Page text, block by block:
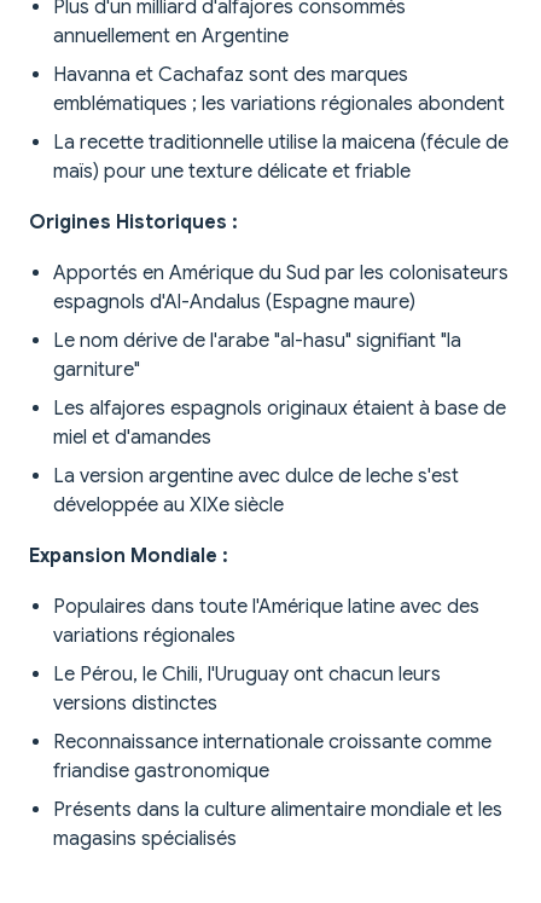
Plus d'un milliard d'alfajores consommés
annuellement en Argentine
Havanna et Cachafaz sont des marques
emblématiques ; les variations régionales abondent
La recette traditionnelle utilise la maicena (fécule de
maïs) pour une texture délicate et friable
Origines Historiques :
Apportés en Amérique du Sud par les colonisateurs
espagnols d'Al-Andalus (Espagne maure)
Le nom dérive de l'arabe "al-hasu" signifiant "la
garniture"
Les alfajores espagnols originaux étaient à base de
miel et d'amandes
La version argentine avec dulce de leche s'est
développée au XIXe siècle
Expansion Mondiale :
Populaires dans toute l'Amérique latine avec des
variations régionales
Le Pérou, le Chili, l'Uruguay ont chacun leurs
versions distinctes
Reconnaissance internationale croissante comme
friandise gastronomique
Présents dans la culture alimentaire mondiale et les
magasins spécialisés